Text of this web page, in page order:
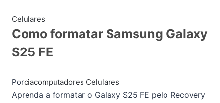
Celulares
Como formatar Samsung Galaxy
S25 FE
Porciacomputadores Celulares
Aprenda a formatar o Galaxy S25 FE pelo Recovery